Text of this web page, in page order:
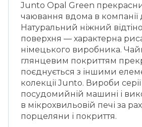
Junto Opal Green
чаювання вдома в компанії
Натуральний ніжний
поверхня — характерна риса
німецького виробника.
глянцевим покриттям
поєднується з іншими
колекції Junto. Вироби
посудомийній машині і
в мікрохвильовій печі за
порцеляни і покриття.